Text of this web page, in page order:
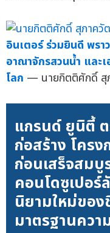
อินเตอร์ ร่วมยินดี พร
อาณาจักรสวนน้ำ และ
โลก — นายกิตติศักดิ์ สุ
แกรนด์ ยูนิตี้
ก่อสร้าง โคร
ก่อนเสร็จสม
คอนโดซูเปอร์
นิยามใหม่ของ
มาตรฐานควา